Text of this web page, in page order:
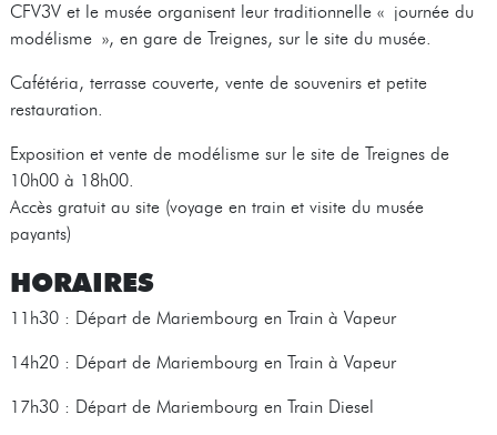
CFV3V et le musée organisent leur traditionnelle « journée du
modélisme », en gare de Treignes, sur le site du musée.
Cafétéria, terrasse couverte, vente de souvenirs et petite
restauration.
Exposition et vente de modélisme sur le site de Treignes de
10h00 à 18h00.
Accès gratuit au site (voyage en train et visite du musée
payants)
HORAIRES
11h30 : Départ de Mariembourg en Train à Vapeur
14h20 : Départ de Mariembourg en Train à Vapeur
17h30 : Départ de Mariembourg en Train Diesel